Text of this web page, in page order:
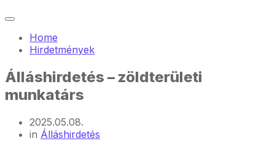
Home
Hirdetmények
Álláshirdetés – zöldterületi
munkatárs
2025.05.08.
in Álláshirdetés